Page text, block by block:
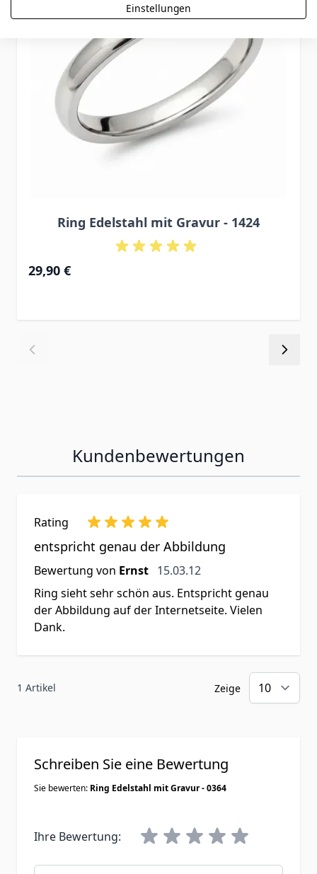
Ring Edelstahl mit Gravur - 1424
29,90 €
Kundenbewertungen
Rating
entspricht genau der Abbildung
Bewertung von Ernst 15. März 2012
15.03.12
Ring sieht sehr schön aus. Entspricht genau
der Abbildung auf der Internetseite. Vielen
Dank.
1 Artikel Zeige
Schreiben Sie eine Bewertung
Sie bewerten: Ring Edelstahl mit Gravur - 0364
Ihre Bewertung:
Einstellungen